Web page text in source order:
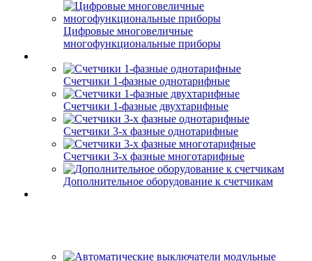
Цифровые многовеличные
многофункциональные приборы
Счетчики 1-фазные однотарифные
Счетчики 1-фазные двухтарифные
Счетчики 3-х фазные однотарифные
Счетчики 3-х фазные многотарифные
Дополнительное оборудование к счетчикам